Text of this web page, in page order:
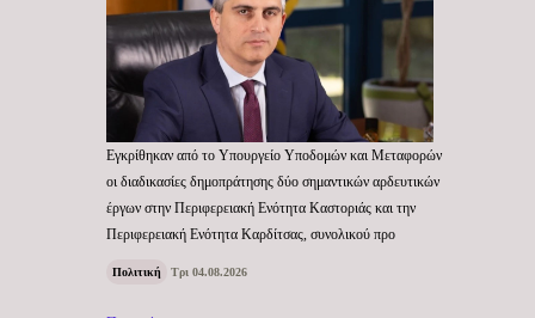
Εγκρίθηκαν από το Υπουργείο Υποδομών και Μεταφορών
οι διαδικασίες δημοπράτησης δύο σημαντικών αρδευτικών
έργων στην Περιφερειακή Ενότητα Καστοριάς και την
Περιφερειακή Ενότητα Καρδίτσας, συνολικού προ
Πολιτική Τρι 04.08.2026